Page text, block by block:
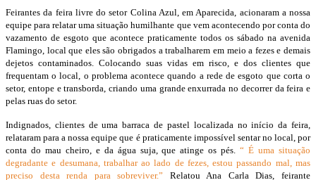
Feirantes da feira livre do setor Colina Azul, em Aparecida, acionaram a nossa
equipe para relatar uma situação humilhante que vem acontecendo por conta do
vazamento de esgoto que acontece praticamente todos os sábado na avenida
Flamingo, local que eles são obrigados a trabalharem em meio a fezes e demais
dejetos contaminados. Colocando suas vidas em risco, e dos clientes que
frequentam o local, o problema acontece quando a rede de esgoto que corta o
setor, entope e transborda, criando uma grande enxurrada no decorrer da feira e
pelas ruas do setor.
Indignados, clientes de uma barraca de pastel localizada no início da feira,
relataram para a nossa equipe que é praticamente impossível sentar no local, por
conta do mau cheiro, e da água suja, que atinge os pés.“ É uma situação
degradante e desumana, trabalhar ao lado de fezes, estou passando mal, mas
preciso desta renda para sobreviver.” Relatou Ana Carla Dias, feirante